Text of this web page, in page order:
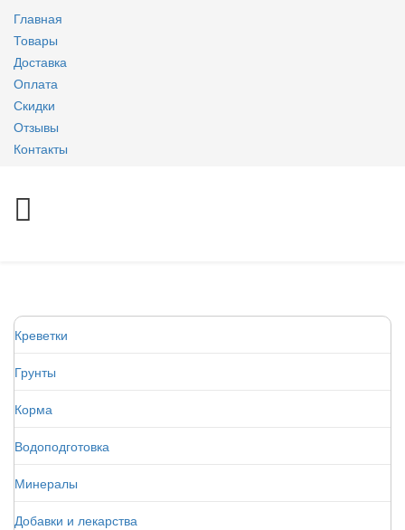
Главная
Товары
Доставка
Оплата
Скидки
Отзывы
Контакты
Креветки
Грунты
Корма
Водоподготовка
Минералы
Добавки и лекарства